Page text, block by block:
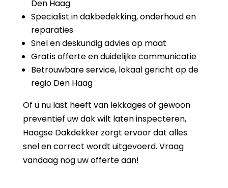
Den Haag
Specialist in dakbedekking, onderhoud en
reparaties
Snel en deskundig advies op maat
Gratis offerte en duidelijke communicatie
Betrouwbare service, lokaal gericht op de
regio Den Haag
Of u nu last heeft van lekkages of gewoon
preventief uw dak wilt laten inspecteren,
Haagse Dakdekker zorgt ervoor dat alles
snel en correct wordt uitgevoerd. Vraag
vandaag nog uw offerte aan!